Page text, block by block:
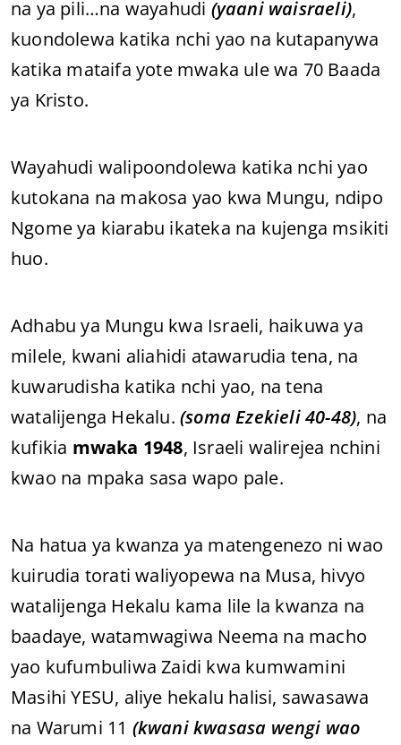
na ya pili…na wayahudi (yaani waisraeli),
kuondolewa katika nchi yao na kutapanywa
katika mataifa yote mwaka ule wa 70 Baada
ya Kristo.
Wayahudi walipoondolewa katika nchi yao
kutokana na makosa yao kwa Mungu, ndipo
Ngome ya kiarabu ikateka na kujenga msikiti
huo.
Adhabu ya Mungu kwa Israeli, haikuwa ya
milele, kwani aliahidi atawarudia tena, na
kuwarudisha katika nchi yao, na tena
watalijenga Hekalu. (soma Ezekieli 40-48), na
kufikia mwaka 1948, Israeli walirejea nchini
kwao na mpaka sasa wapo pale.
Na hatua ya kwanza ya matengenezo ni wao
kuirudia torati waliyopewa na Musa, hivyo
watalijenga Hekalu kama lile la kwanza na
baadaye, watamwagiwa Neema na macho
yao kufumbuliwa Zaidi kwa kumwamini
Masihi YESU, aliye hekalu halisi, sawasawa
na Warumi 11 (kwani kwasasa wengi wao